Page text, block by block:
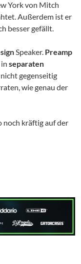
York von Mitch
Außerdem ist er
besser gefällt.
Speaker. Preamp
separaten
gegenseitig
wie genau der
noch kräftig auf der